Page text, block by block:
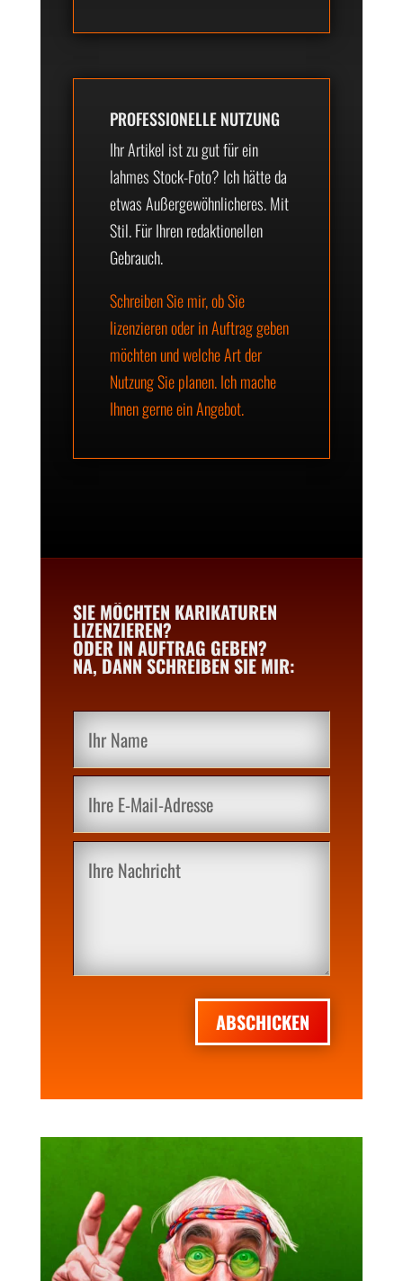
PROFESSIONELLE NUTZUNG
Ihr Artikel ist zu gut für ein
lahmes Stock-Foto? Ich hätte da
etwas Außergewöhnlicheres. Mit
Stil. Für Ihren redaktionellen
Gebrauch.
Schreiben Sie mir, ob Sie
lizenzieren oder in Auftrag geben
möchten und welche Art der
Nutzung Sie planen. Ich mache
Ihnen gerne ein Angebot.
SIE MÖCHTEN KARIKATUREN
LIZENZIEREN?
ODER IN AUFTRAG GEBEN?
NA, DANN SCHREIBEN SIE MIR:
ABSCHICKEN